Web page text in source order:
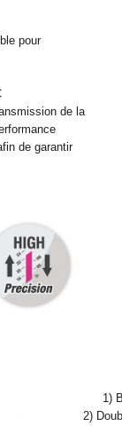
pour
de la
de garantir
1)
2)